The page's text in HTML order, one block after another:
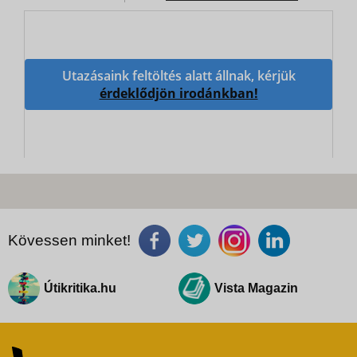
Utazásaink feltöltés alatt állnak, kérjük
érdeklődjön irodánkban!
Kövessen minket!
Útikritika.hu Vista Magazin